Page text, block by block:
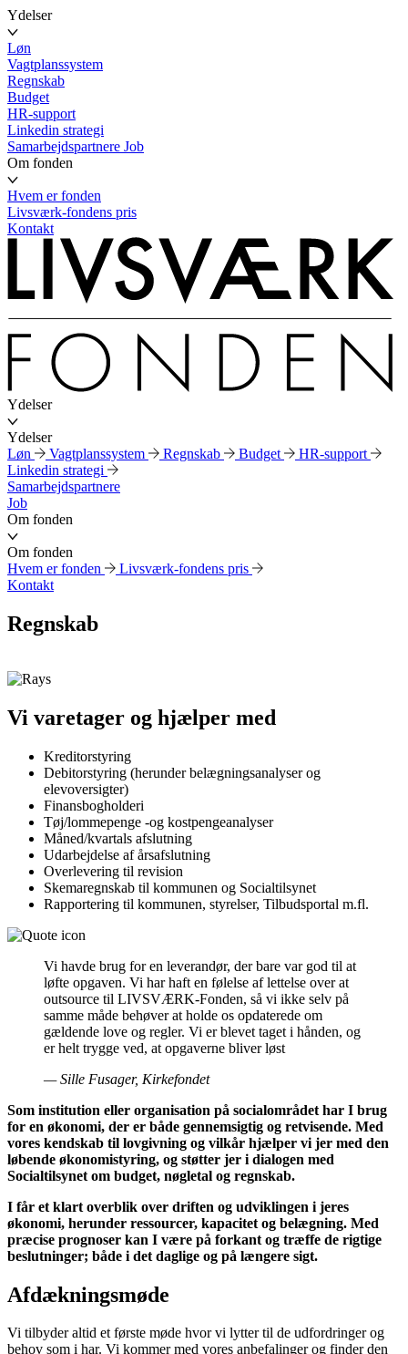
Ydelser
Løn
Vagtplanssystem
Regnskab
Budget
HR-support
Linkedin strategi
Samarbejdspartnere Job
Om fonden
Hvem er fonden
Livsværk-fondens pris
Kontakt
Ydelser
Ydelser
Løn
Vagtplanssystem Regnskab Budget
HR-support
Linkedin strategi
Samarbejdspartnere
Job
Om fonden
Om fonden
Hvem er fonden
Livsværk-fondens pris
Kontakt
Regnskab
Vi varetager og hjælper med
Kreditorstyring
Debitorstyring (herunder belægningsanalyser og
elevoversigter)
Finansbogholderi
Tøj/lommepenge -og kostpengeanalyser
Måned/kvartals afslutning
Udarbejdelse af årsafslutning
Overlevering til revision
Skemaregnskab til kommunen og Socialtilsynet
Rapportering til kommunen, styrelser, Tilbudsportal m.fl.
Vi havde brug for en leverandør, der bare var god til at
løfte opgaven. Vi har haft en følelse af lettelse over at
outsource til LIVSVÆRK-Fonden, så vi ikke selv på
samme måde behøver at holde os opdaterede om
gældende love og regler. Vi er blevet taget i hånden, og
er helt trygge ved, at opgaverne bliver løst
— Sille Fusager, Kirkefondet
Som institution eller organisation på socialområdet har I brug
for en økonomi, der er både gennemsigtig og retvisende. Med
vores kendskab til lovgivning og vilkår hjælper vi jer med den
løbende økonomistyring, og støtter jer i dialogen med
Socialtilsynet om budget, nøgletal og regnskab.
I får et klart overblik over driften og udviklingen i jeres
økonomi, herunder ressourcer, kapacitet og belægning. Med
præcise prognoser kan I være på forkant og træffe de rigtige
beslutninger; både i det daglige og på længere sigt.
Afdækningsmøde
Vi tilbyder altid et første møde hvor vi lytter til de udfordringer og
behov som i har. Vi kommer med vores anbefalinger og finder den